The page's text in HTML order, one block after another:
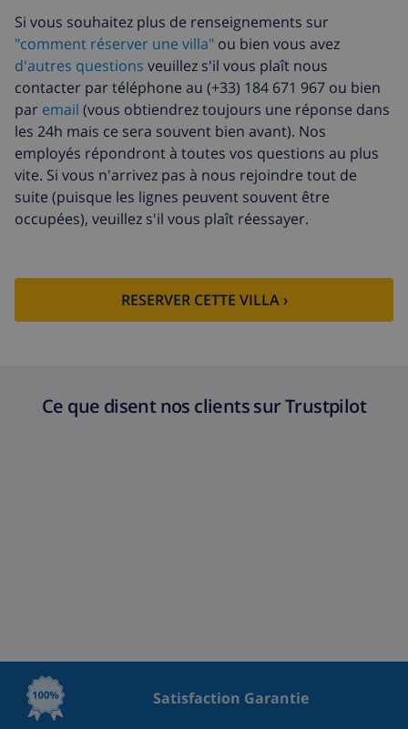
Lit supplémentaire
14,07 $US par jour
Fonds d'annulation:
4.80% du montant total
Si vous souhaitez plus de renseignements sur
"comment réserver une villa" ou bien vous avez
d'autres questions veuillez s'il vous plaît nous
contacter par téléphone au (+33) 184 671 967 ou bien
par email (vous obtiendrez toujours une réponse dans
les 24h mais ce sera souvent bien avant). Nos
employés répondront à toutes vos questions au plus
vite. Si vous n'arrivez pas à nous rejoindre tout de
suite (puisque les lignes peuvent souvent être
occupées), veuillez s'il vous plaît réessayer.
RESERVER CETTE VILLA ›
Ce que disent nos clients sur Trustpilot
Satisfaction Garantie